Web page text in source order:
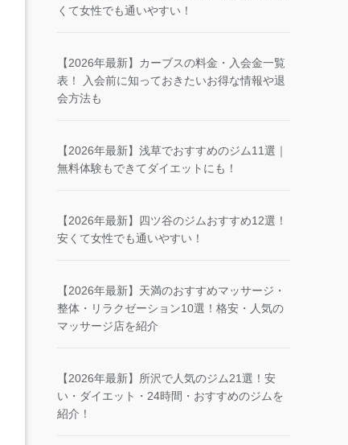
くて女性でも通いやすい！
【2026年最新】カーブスの料金・入会金一覧
表！ 入会前に知っておきたいお得な情報や退
会方法も
【2026年最新】浅草でおすすめのジム11選｜
無料体験もできてダイエットにも！
【2026年最新】四ツ谷のジムおすすめ12選！
安くて女性でも通いやすい！
【2026年最新】天満のおすすめマッサージ・
整体・リラクゼーション10選！格安・人気の
マッサージ店を紹介
【2026年最新】所沢で人気のジム21選！安
い・ダイエット・24時間・おすすめのジムを
紹介！